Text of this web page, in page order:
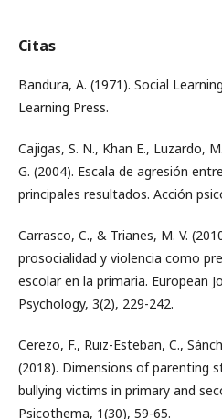
Citas
Bandura, A. (1971). Social
Learning Press.
Cajigas, S. N., Khan E., Luzardo,
G. (2004). Escala de agresión
principales resultados. Acción
Carrasco, C., & Trianes, M. V.
prosocialidad y violencia como
escolar en la primaria. European
Psychology, 3(2), 229-242.
Cerezo, F., Ruiz-Esteban, C.,
(2018). Dimensions of parenting
bullying victims in primary and
Psicothema, 1(30), 59-65.